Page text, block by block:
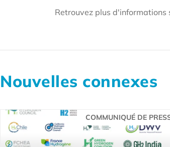
Retrouvez plus d'informations
Nouvelles connexes
COMMUNIQUÉ DE